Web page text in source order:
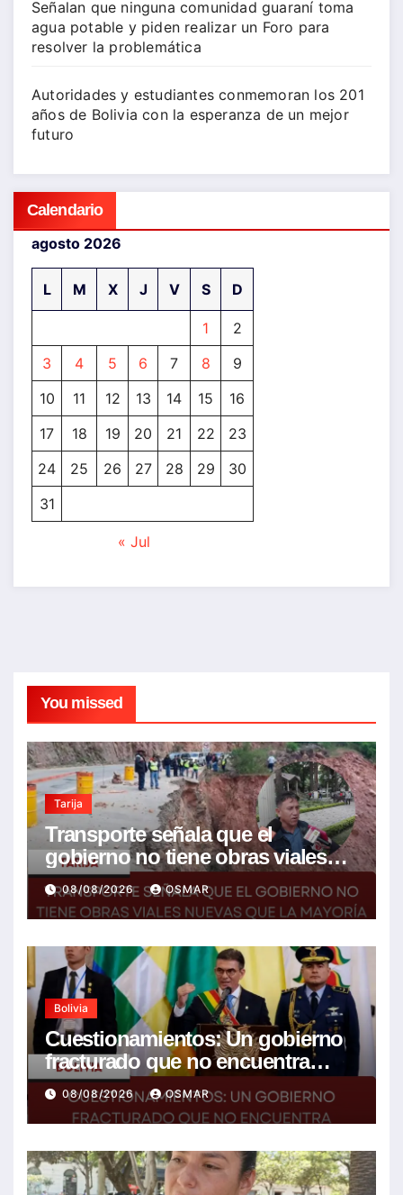
Señalan que ninguna comunidad guaraní toma
agua potable y piden realizar un Foro para
resolver la problemática
Autoridades y estudiantes conmemoran los 201
años de Bolivia con la esperanza de un mejor
futuro
Calendario
agosto 2026
L M X J V S D
1
2
3
4 5 6 7 8
9
10
11 12 13 14 15
16
17
18 19 20 21 22
23
24
25 26 27 28 29
30
31
« Jul
You missed
Tarija
Transporte señala que el
gobierno no tiene obras viales
nuevas que la mayoría son de la
anterior gestión
08/08/2026 OSMAR
Bolivia
Cuestionamientos: Un gobierno
fracturado que no encuentra
soluciones a la crisis
08/08/2026 OSMAR